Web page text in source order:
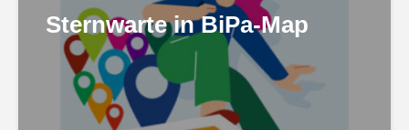
Sternwarte in BiPa-Map